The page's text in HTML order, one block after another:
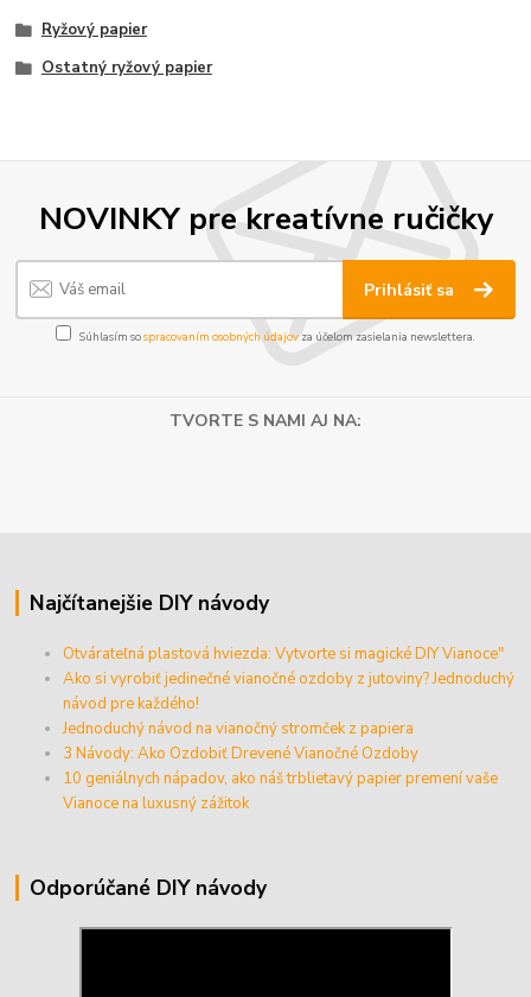
Ryžový papier
Ostatný ryžový papier
NOVINKY pre kreatívne ručičky
Prihlásiť sa
Súhlasím sospracovaním osobných údajov za účelom zasielania newslettera.
TVORTE S NAMI AJ NA:
Najčítanejšie DIY návody
Otvárateľná plastová hviezda: Vytvorte si magické DIY Vianoce"
Ako si vyrobiť jedinečné vianočné ozdoby z jutoviny? Jednoduchý
návod pre každého!
Jednoduchý návod na vianočný stromček z papiera
3 Návody: Ako Ozdobiť Drevené Vianočné Ozdoby
10 geniálnych nápadov, ako náš trblietavý papier premení vaše
Vianoce na luxusný zážitok
Odporúčané DIY návody